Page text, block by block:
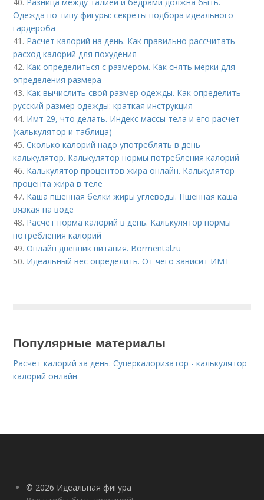
Одежда по типу фигуры: секреты подбора идеального
гардероба
41. Расчет калорий на день. Как правильно рассчитать
расход калорий для похудения
42. Как определиться с размером. Как снять мерки для
определения размера
43. Как вычислить свой размер одежды. Как определить
русский размер одежды: краткая инструкция
44. Имт 29, что делать. Индекс массы тела и его расчет
(калькулятор и таблица)
45.Сколько калорий надо употреблять в день
калькулятор. Калькулятор нормы потребления калорий
46. Калькулятор процентов жира онлайн. Калькулятор
процента жира в теле
47. Каша пшенная белки жиры углеводы. Пшенная каша
вязкая на воде
48. Расчет норма калорий в день. Калькулятор нормы
потребления калорий
49.Онлайн дневник питания. Bormental.ru
50. Идеальный вес определить. От чего зависит ИМТ
Популярные материалы
Расчет калорий за день. Суперкалоризатор - калькулятор
калорий онлайн
© 2026 Идеальная фигура